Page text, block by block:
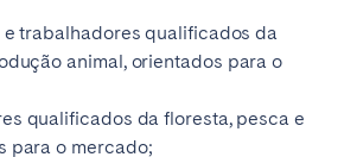
trabalhadores qualificados da
animal, orientados para o
qualificados da floresta, pesca e
para o mercado;